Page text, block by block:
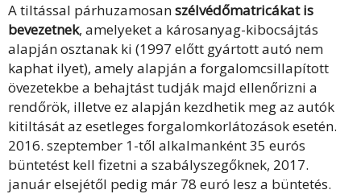
A tiltással párhuzamosanszélvédőmatricákat is
bevezetnek, amelyeket a károsanyag-kibocsájtás
alapján osztanak ki (1997 előtt gyártott autó nem
kaphat ilyet), amely alapján a forgalomcsillapított
övezetekbe a behajtást tudják majd ellenőrizni a
rendőrök, illetve ez alapján kezdhetik meg az autók
kitiltását az esetleges forgalomkorlátozások esetén.
2016. szeptember 1-től alkalmanként 35 eurós
büntetést kell fizetni a szabályszegőknek, 2017.
január elsejétől pedig már 78 euró lesz a büntetés.